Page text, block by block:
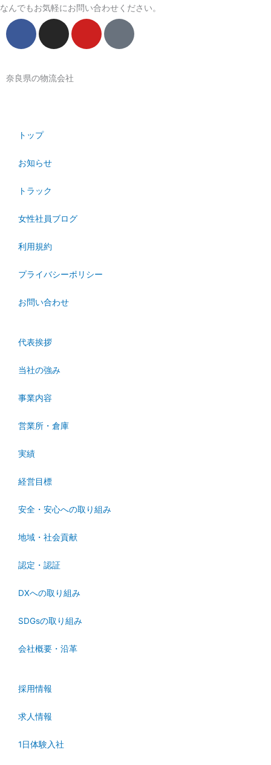
なんでもお気軽にお問い合わせください。
F
e
b
k
I
t
a
Y
T
奈良県の物流会社
トップ
お知らせ
トラック
女性社員ブログ
利用規約
プライバシーポリシー
お問い合わせ
代表挨拶
当社の強み
事業内容
営業所・倉庫
実績
経営目標
安全・安心への取り組み
地域・社会貢献
認定・認証
DXへの取り組み
SDGsの取り組み
会社概要・沿革
採用情報
求人情報
1日体験入社